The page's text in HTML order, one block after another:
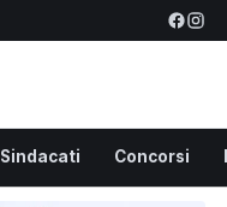
Sindacati Concorsi